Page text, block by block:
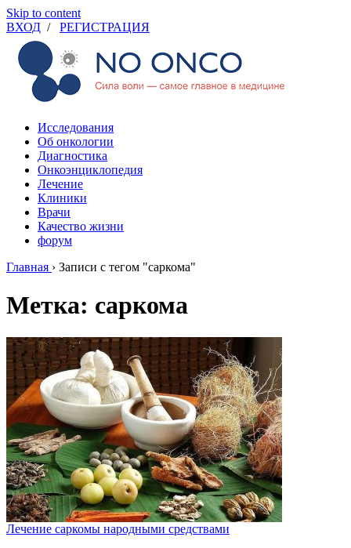
Skip to content
ВХОД / РЕГИСТРАЦИЯ
Исследования
Об онкологии
Диагностика
Онкоэнциклопедия
Лечение
Клиники
Врачи
Качество жизни
форум
Главная › Записи с тегом "саркома"
Метка: саркома
Лечение саркомы народными средствами